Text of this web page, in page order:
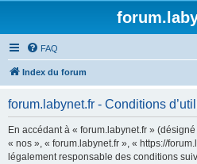
FAQ
Index du forum
forum.labynet.fr - Conditions
En accédant à « forum.labynet.fr »
« nos », « forum.labynet.fr », « https://
légalement responsable des conditions